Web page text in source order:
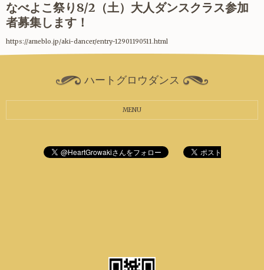
なべよこ祭り8/2（土）大人ダンスクラス参加
者募集します！
https://ameblo.jp/aki-dancer/entry-12901190511.html
ハートグロウダンス
MENU